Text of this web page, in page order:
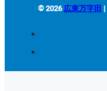
© 2026広東万字田